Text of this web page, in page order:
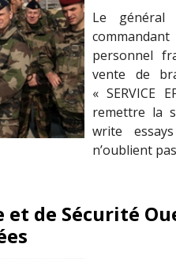
Le général
personnel
vente de
« SERVICE
remettre la
write
n’oublient pas
et de Sécurité